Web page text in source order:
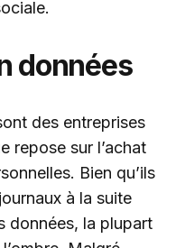
données
des entreprises
repose sur l’achat
Bien qu’ils
à la suite
données, la plupart